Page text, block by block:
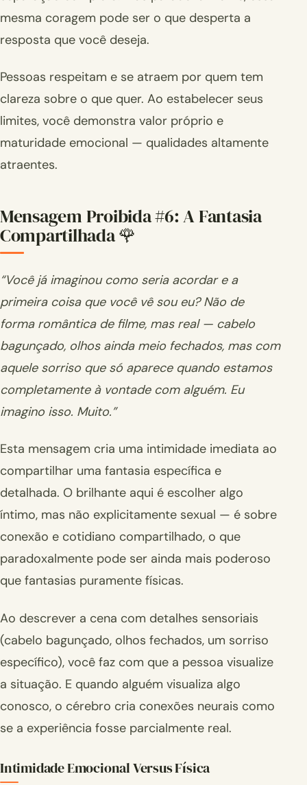
mesma coragem pode ser o que desperta a
resposta que você deseja.
Pessoas respeitam e se atraem por quem tem
clareza sobre o que quer. Ao estabelecer seus
limites, você demonstra valor próprio e
maturidade emocional — qualidades altamente
atraentes.
Mensagem Proibida #6: A Fantasia
Compartilhada 🌹
“Você já imaginou como seria acordar e a
primeira coisa que você vê sou eu? Não de
forma romântica de filme, mas real — cabelo
bagunçado, olhos ainda meio fechados, mas com
aquele sorriso que só aparece quando estamos
completamente à vontade com alguém. Eu
imagino isso. Muito.”
Esta mensagem cria uma intimidade imediata ao
compartilhar uma fantasia específica e
detalhada. O brilhante aqui é escolher algo
íntimo, mas não explicitamente sexual — é sobre
conexão e cotidiano compartilhado, o que
paradoxalmente pode ser ainda mais poderoso
que fantasias puramente físicas.
Ao descrever a cena com detalhes sensoriais
(cabelo bagunçado, olhos fechados, um sorriso
específico), você faz com que a pessoa visualize
a situação. E quando alguém visualiza algo
conosco, o cérebro cria conexões neurais como
se a experiência fosse parcialmente real.
Intimidade Emocional Versus Física